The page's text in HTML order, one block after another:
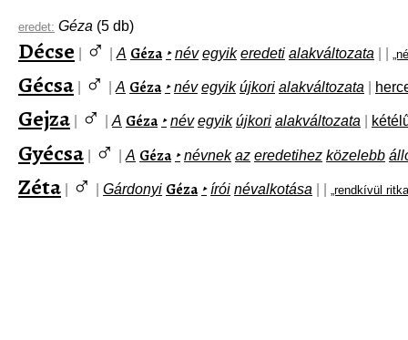
eredet: Géza (5 db)
Décse ♂ A Géza ‣ név egyik eredeti alakváltozata
Gécsa ♂ A Géza ‣ név egyik újkori alakváltozata
Gejza ♂ A Géza ‣ név egyik újkori alakváltozata
Gyécsa ♂ A Géza ‣ névnek az eredetihez közelebb
Zéta ♂ Gárdonyi Géza ‣ írói névalkotása „rendkívül